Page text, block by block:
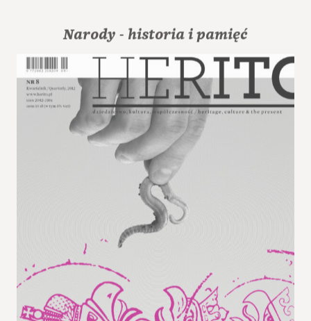
Narody - historia i pamięć